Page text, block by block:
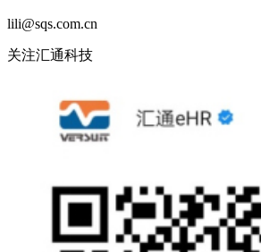
lili@sqs.com.cn
关注汇通科技